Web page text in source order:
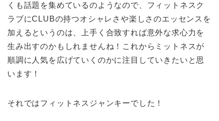
くも話題を集めているのようなので、フィットネスク
ラブにCLUBの持つオシャレさや楽しさのエッセンスを
加えるというのは、上手く合致すれば意外な求心力を
生み出すのかもしれませんね！これからミットネスが
順調に人気を広げていくのかに注目していきたいと思
います！
それではフィットネスジャンキーでした！